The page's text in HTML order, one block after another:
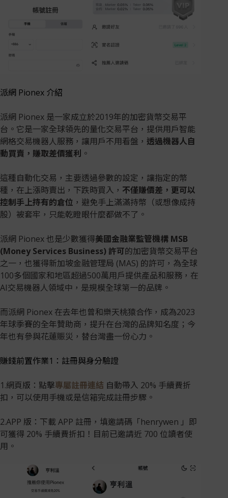
派網 Pionex 介紹
派網 Pionex 是一家成立於2019年的加密貨幣交易平
台。它是一家全球領先的量化交易平台，提供用戶智能
網格交易機器人服務，讓用戶不用看盤， 透過機器人自
動買賣，賺取差價獲利 。
這種自動化交易，主要透過參數的設定，讓指定的幣
種，在上漲時賣出，下跌時買入， 不僅賺價差，更可以
控制手上持有的倉位 ，避免手上滿滿持幣（或想像成持
股）被套牢，只能乾瞪眼什麼都做不了。
派網 Pionex 也是少數獲得美國金融業監管機構 MSB
(Money Services Business) 許可的加密貨幣交易平台
之一，也獲得新加坡金融管理局 (MAS) 的許可，為全球
100多個國家和地區超過500萬⽤⼾提供產品和服務，在
AI交易機器⼈領域中，是規模全球第⼀的品牌。
而派網 Pionex 在去年也曾和樂天桃猿合作，成為2023
年球季賽的全年贊助商，提升在台灣的品牌知名度；今
年也有參與花蓮賑災，替台灣盡一份心力。
賺錢前置作業1：註冊與身分驗證
1.網頁版：點擊專屬註冊連結 自動帶入 20% 手續費折
扣，可以使用手機或是信箱完成註冊步驟。
2.APP 版：下載 APP 註冊，填邀請碼「henrywen 」即
可獲得 20% 手續費折扣！目前已邀請近 700 位讀者使
用。